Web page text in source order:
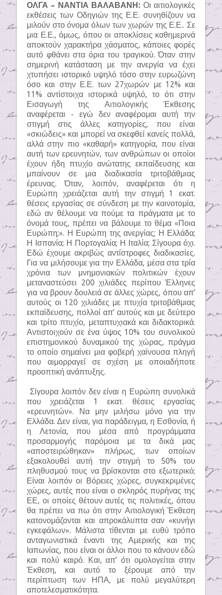
ΟΛΓΑ – ΝΑΝΤΙΑ ΒΑΛΑΒΑΝΗ: Οι αιτιολογικές
εκθέσεις των Οδηγιών της Ε.Ε. συνηθίζουν να
μιλούν στο όνομα όλων των χωρών της Ε.Ε.. Σε
μια Ε.Ε., όμως, όπου οι αποκλίσεις καθημερινά
αποκτούν χαρακτήρα χάσματος, κάποιες φορές
αυτό φθάνει στα όρια του τραγικού. Όταν στην
σημερινή κατάσταση με την ανεργία να έχει
χτυπήσει ιστορικό υψηλό τόσο στην ευρωζώνη
όσο και στην Ε.Ε. των 27χωρών με 12% και
11% αντίστοιχα ιστορικά υψηλό, το ότι στην
Εισαγωγή της Αιτιολογικής Έκθεσης
αναφέρεται - εγώ δεν αναφέρομαι αυτή την
στιγμή στις άλλες κατηγορίες, που είναι
«σκιώδεις» και μπορεί να σκεφθεί κανείς πολλά,
αλλά στην πιο «καθαρή» κατηγορία, που είναι
αυτή των ερευνητών, των ανθρώπων οι οποίοι
έχουν ήδη πτυχίο ανώτατης εκπαίδευσης και
μπαίνουν σε μια διαδικασία τριτοβάθμιας
έρευνας. Όταν, λοιπόν, αναφέρεται ότι η
Ευρώπη χρειάζεται αυτή την στιγμή 1 εκατ.
θέσεις εργασίας σε σύνδεση με την καινοτομία,
εδώ αν θέλουμε να πούμε τα πράγματα με το
όνομά τους, πρέπει να βάλουμε το θέμα «Ποια
Ευρώπη;». Η Ευρώπη της ανεργίας; Η Ελλάδα;
Η Ισπανία; Η Πορτογαλία; Η Ιταλία; Σίγουρα όχι.
Εδώ έχουμε ακριβώς αντίστροφες διαδικασίες.
Για να μιλήσουμε για την Ελλάδα, μέσα στα τρία
χρόνια των μνημονιακών πολιτικών έχουν
μεταναστεύσει 200 χιλιάδες περίπου Έλληνες
για να βρουν δουλειά σε άλλες χώρες, όπου απ’
αυτούς οι 120 χιλιάδες με πτυχία τριτοβάθμιας
εκπαίδευσης, πολλοί απ’ αυτούς και με δεύτερο
και τρίτο πτυχίο, μεταπτυχιακά και διδακτορικά.
Αντιστοιχούν σε ένα ύψος 10% του συνολικού
επιστημονικού δυναμικού της χώρας, πράγμα
το οποίο σημαίνει μια φοβερή χαίνουσα πληγή
που αιμορραγεί σε σχέση με οποιαδήποτε
προοπτική ανάπτυξης.
Σίγουρα λοιπόν δεν είναι η Ευρώπη συνολικά
που χρειάζεται 1 εκατ. θέσεις εργασίας
«ερευνητών». Να μην μιλήσω μόνο για την
Ελλάδα. Δεν είναι, για παράδειγμα, η Εσθονία, ή
η Λετονία, που μέσα από προγράμματα
προσαρμογής παρόμοια με τα δικά μας
«αποστειρώθηκαν» πλήρως, των οποίων
εξακολουθεί αυτή την στιγμή το 50% του
πληθυσμού τους να βρίσκονται στο εξωτερικό;
Είναι λοιπόν οι Βόρειες χώρες, συγκεκριμένες
χώρες, αυτές που είναι ο σκληρός πυρήνας της
ΕΕ, οι οποίες θέτουν αυτές τις πολιτικές, όπου
θα πρέπει να πω ότι στην Αιτιολογική Έκθεση
κατονομάζονται και απροκάλυπτα σαν «κυνήγι
εγκεφάλων». Μάλιστα τίθενται με ευθύ τρόπο
ανταγωνιστικά έναντι της Αμερικής και της
Ιαπωνίας, που είναι οι άλλοι που το κάνουν εδώ
και πολύ καιρό. Και, απ’ ότι ομολογείται στην
Έκθεση, και αυτό το ξέρουμε από την
περίπτωση των ΗΠΑ, με πολύ μεγαλύτερη
αποτελεσματικότητα.